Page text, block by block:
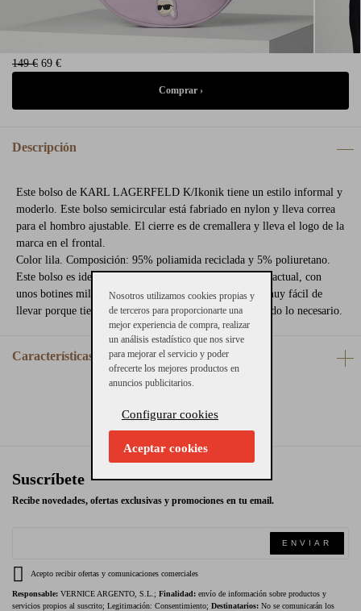
149 € 69 €
Descripción
Este bolso de KARL LAGERFELD K/Ikonik tiene un estilo informal y
moderlo. Este bolso semicircular está fabriado en nylon y lleva correa
para el hombro ajustable. El cierre es de cremallera y lleva el logo de la
marca en el frontal.
Color lila. Composición: 95% poliamida reciclada y 5% poliuretano.
Este bolso es ideal para combinar con un look juvenil y actual, con
unos botines militares o con unas sneakers. Además es muy fácil de
llevar porque tiene la capacidad suficiente para llevar todo lo necesario.
Características
Suscríbete
Recibe novedades, ofertas exclusivas y promociones en tu email.
ENVIAR
Acepto recibir ofertas y comunicaciones comerciales
Responsable: VERNICE ARGENTO, S.L.; Finalidad: envío de información sobre productos y
servicios propios al suscrito; Legitimación: Consentimiento; Destinatarios: No se comunicarán los
Nosotros utilizamos cookies propias y
de terceros para proporcionarte una
mejor experiencia de compra, realizar
un análisis estadístico que nos sirve
para mejorar el servicio y poder
ofrecerte los mejores productos en
anuncios publicitarios.
Configurar cookies
Aceptar cookies